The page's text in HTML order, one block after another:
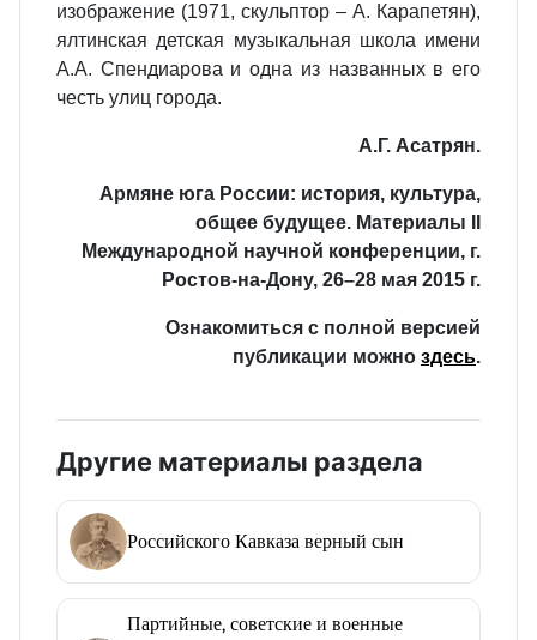
изображение (1971, скульптор – А. Карапетян),
ялтинская детская музыкальная школа имени
А.А. Спендиарова и одна из названных в его
честь улиц города.
А.Г. Асатрян.
Армяне юга России: история, культура,
общее будущее. Материалы II
Международной научной конференции, г.
Ростов-на-Дону, 26–28 мая 2015 г.
Ознакомиться с полной версией
публикации можно здесь.
Другие материалы раздела
Российского Кавказа верный сын
Партийные, советские и военные